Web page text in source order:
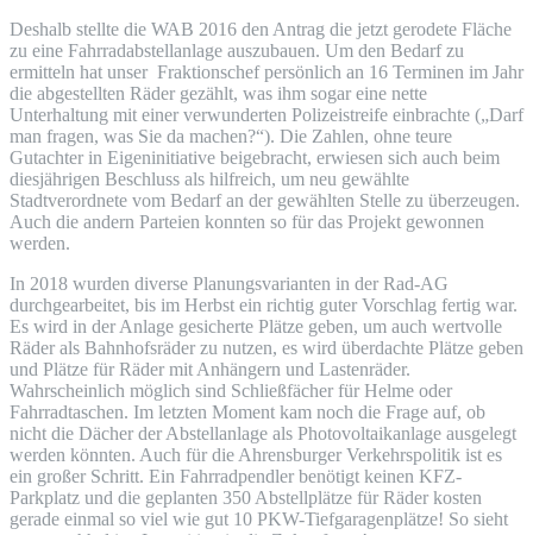
Deshalb stellte die WAB 2016 den Antrag die jetzt gerodete Fläche
zu eine Fahrradabstellanlage auszubauen. Um den Bedarf zu
ermitteln hat unser Fraktionschef persönlich an 16 Terminen im Jahr
die abgestellten Räder gezählt, was ihm sogar eine nette
Unterhaltung mit einer verwunderten Polizeistreife einbrachte („Darf
man fragen, was Sie da machen?“). Die Zahlen, ohne teure
Gutachter in Eigeninitiative beigebracht, erwiesen sich auch beim
diesjährigen Beschluss als hilfreich, um neu gewählte
Stadtverordnete vom Bedarf an der gewählten Stelle zu überzeugen.
Auch die andern Parteien konnten so für das Projekt gewonnen
werden.
In 2018 wurden diverse Planungsvarianten in der Rad-AG
durchgearbeitet, bis im Herbst ein richtig guter Vorschlag fertig war.
Es wird in der Anlage gesicherte Plätze geben, um auch wertvolle
Räder als Bahnhofsräder zu nutzen, es wird überdachte Plätze geben
und Plätze für Räder mit Anhängern und Lastenräder.
Wahrscheinlich möglich sind Schließfächer für Helme oder
Fahrradtaschen. Im letzten Moment kam noch die Frage auf, ob
nicht die Dächer der Abstellanlage als Photovoltaikanlage ausgelegt
werden könnten. Auch für die Ahrensburger Verkehrspolitik ist es
ein großer Schritt. Ein Fahrradpendler benötigt keinen KFZ-
Parkplatz und die geplanten 350 Abstellplätze für Räder kosten
gerade einmal so viel wie gut 10 PKW-Tiefgaragenplätze! So sieht